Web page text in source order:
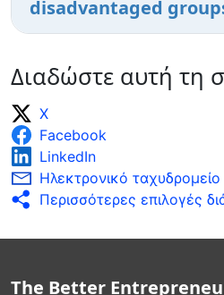
disadvantaged
Διαδώστε αυτή τη
X
Facebook
LinkedIn
Ηλεκτρονικό ταχυδρομείο
Περισσότερες επιλογές
The Better